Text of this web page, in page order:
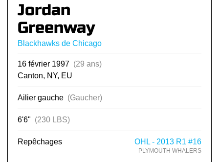
Jordan
Greenway
Blackhawks de Chicago
16 février 1997 (29 ans)
Canton, NY, EU
Ailier gauche (Gaucher)
6'6" (230 LBS)
Repêchages OHL - 2013 R1 #16
PLYMOUTH WHALERS